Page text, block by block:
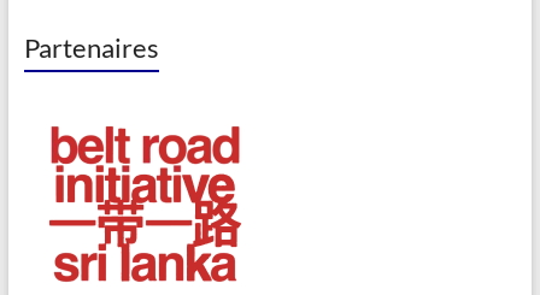
Partenaires